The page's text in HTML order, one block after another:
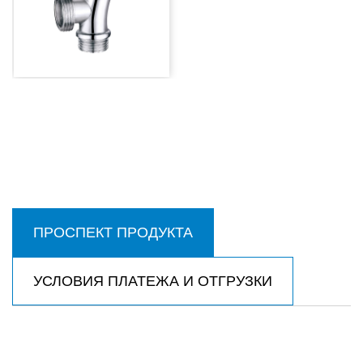
ПРОСПЕКТ ПРОДУКТА
УСЛОВИЯ ПЛАТЕЖА И ОТГРУЗКИ